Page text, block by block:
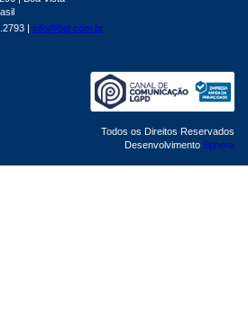
| info@bgl.com.br
Todos os Direitos Reservados
Desenvolvimento Sphera